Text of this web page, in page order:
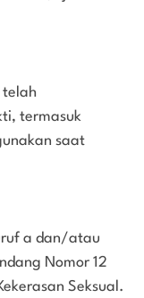
telah
termasuk
saat
a dan/atau
Nomor 12
Seksual.